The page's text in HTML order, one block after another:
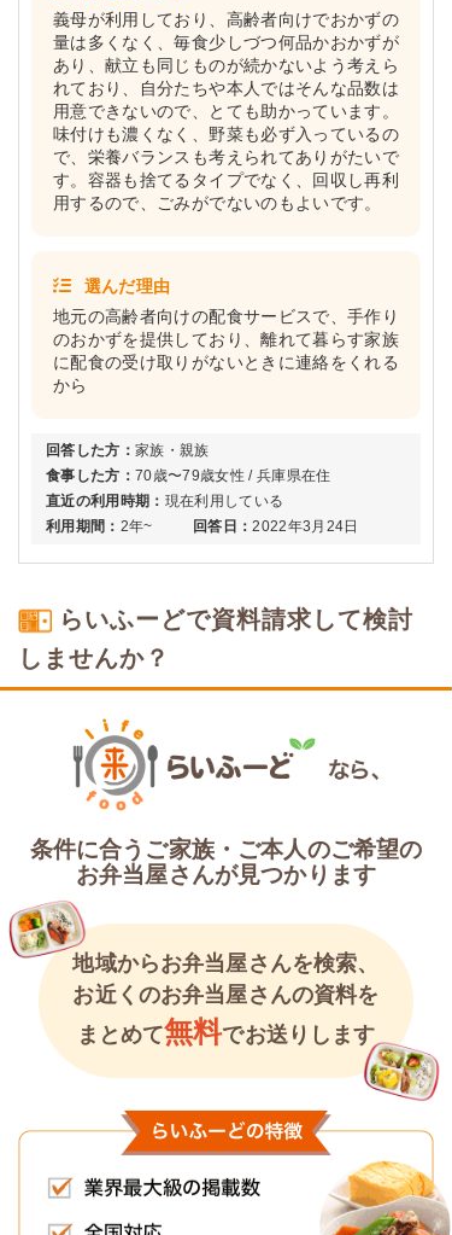
回答した方： 家族・親族
食事した方： 70歳〜79歳女性 / 兵庫県在住
直近の利用時期： 現在利用している
利用期間： 2年~ 回答日：2022年3月24日
義母が利用しており、高齢者向けでおかずの
量は多くなく、毎食少しづつ何品かおかずが
あり、献立も同じものが続かないよう考えら
れており、自分たちや本人ではそんな品数は
用意できないので、とても助かっています。
味付けも濃くなく、野菜も必ず入っているの
で、栄養バランスも考えられてありがたいで
す。容器も捨てるタイプでなく、回収し再利
用するので、ごみがでないのもよいです。
選んだ理由
地元の高齢者向けの配食サービスで、手作り
のおかずを提供しており、離れて暮らす家族
に配食の受け取りがないときに連絡をくれる
から
らいふーどで資料請求して検討
しませんか？
条件に合うご家族・ご本人のご希望の
お弁当屋さんが見つかります
地域からお弁当屋さんを検索、
お近くのお弁当屋さんの資料を
まとめて無料でお送りします